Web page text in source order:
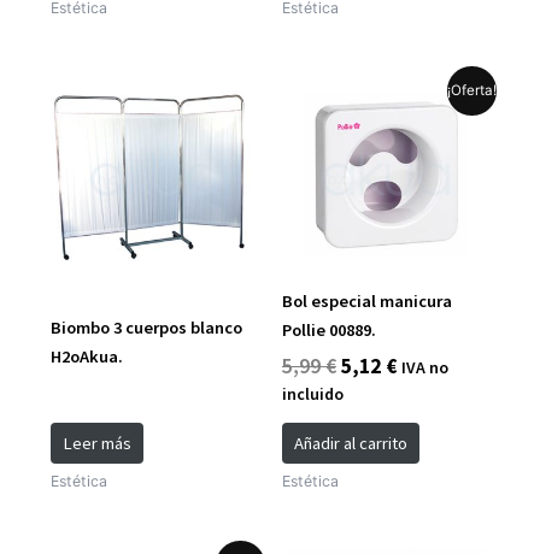
Estética Estética
Biombo 3 cuerpos blanco
H2oAkua.
Leer más
Estética
¡Oferta!
Bol especial manicura
Pollie 00889.
5,99€
precio
original
era:
5,99 €.
5,12 €
precio
actual
es:
5,12 €.
IVA no
incluido
Añadir al carrito
Estética